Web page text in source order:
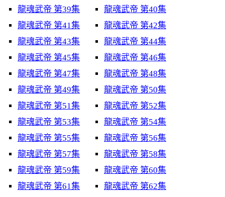
龍魂武帝 第39集
龍魂武帝 第40集
龍魂武帝 第41集
龍魂武帝 第42集
龍魂武帝 第43集
龍魂武帝 第44集
龍魂武帝 第45集
龍魂武帝 第46集
龍魂武帝 第47集
龍魂武帝 第48集
龍魂武帝 第49集
龍魂武帝 第50集
龍魂武帝 第51集
龍魂武帝 第52集
龍魂武帝 第53集
龍魂武帝 第54集
龍魂武帝 第55集
龍魂武帝 第56集
龍魂武帝 第57集
龍魂武帝 第58集
龍魂武帝 第59集
龍魂武帝 第60集
龍魂武帝 第61集
龍魂武帝 第62集